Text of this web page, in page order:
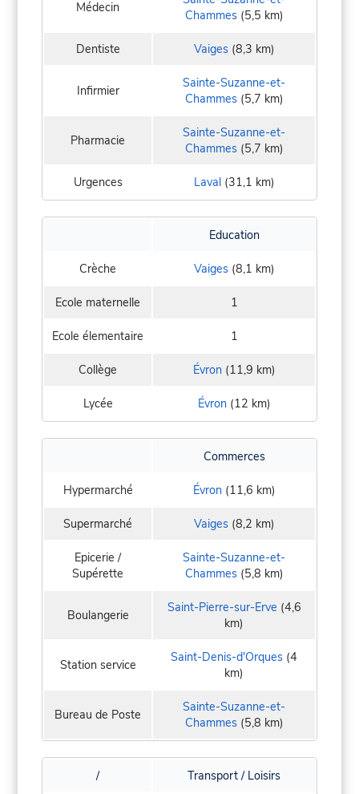
Médecin
Chammes(5,5 km)
Dentiste Vaiges(8,3 km)
Infirmier
Sainte-Suzanne-et-
Chammes(5,7 km)
Pharmacie
Sainte-Suzanne-et-
Chammes(5,7 km)
Urgences Laval(31,1 km)
Education
Crèche Vaiges(8,1 km)
Ecole maternelle 1
Ecole élementaire 1
Collège Évron(11,9 km)
Lycée Évron(12 km)
Commerces
Hypermarché Évron(11,6 km)
Supermarché Vaiges(8,2 km)
Epicerie /
Supérette
Sainte-Suzanne-et-
Chammes(5,8 km)
Boulangerie Saint-Pierre-sur-Erve (4,6
km)
Station service Saint-Denis-d'Orques (4
km)
Bureau de Poste
Sainte-Suzanne-et-
Chammes(5,8 km)
/ Transport / Loisirs